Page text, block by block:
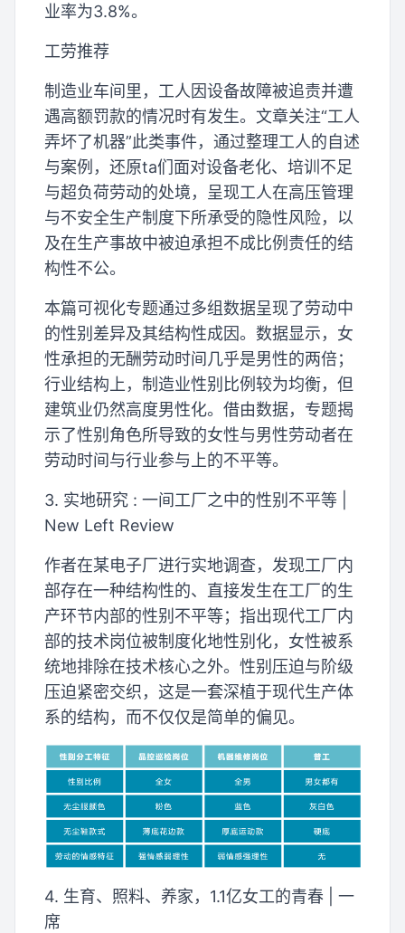
业率为3.8%。
工劳推荐
制造业车间里，工人因设备故障被追责并遭
遇高额罚款的情况时有发生。文章关注“工人
弄坏了机器”此类事件，通过整理工人的自述
与案例，还原ta们面对设备老化、培训不足
与超负荷劳动的处境，呈现工人在高压管理
与不安全生产制度下所承受的隐性风险，以
及在生产事故中被迫承担不成比例责任的结
构性不公。
本篇可视化专题通过多组数据呈现了劳动中
的性别差异及其结构性成因。数据显示，女
性承担的无酬劳动时间几乎是男性的两倍；
行业结构上，制造业性别比例较为均衡，但
建筑业仍然高度男性化。借由数据，专题揭
示了性别角色所导致的女性与男性劳动者在
劳动时间与行业参与上的不平等。
3. 实地研究 : 一间工厂之中的性别不平等 |
New Left Review
作者在某电子厂进行实地调查，发现工厂内
部存在一种结构性的、直接发生在工厂的生
产环节内部的性别不平等；指出现代工厂内
部的技术岗位被制度化地性别化，女性被系
统地排除在技术核心之外。性别压迫与阶级
压迫紧密交织，这是一套深植于现代生产体
系的结构，而不仅仅是简单的偏见。
4. 生育、照料、养家，1.1亿女工的青春 | 一
席